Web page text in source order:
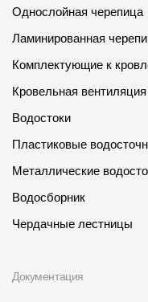
Однослойная черепица
Ламинированная
Комплектующие к
Кровельная вентиляция
Водостоки
Пластиковые
Металлические
Водосборник
Чердачные лестницы
Документация